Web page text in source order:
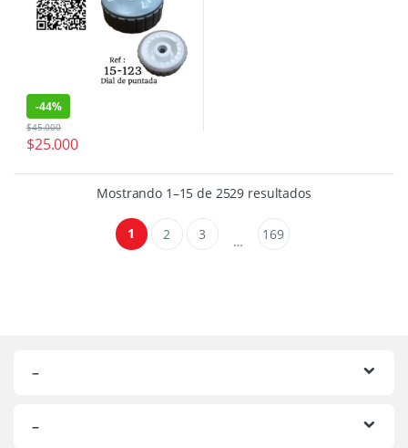
-44%
$25.000
$45.000
Mostrando 1–15 de 2529 resultadosOrdenado por
1 2 3 … 169
–
–